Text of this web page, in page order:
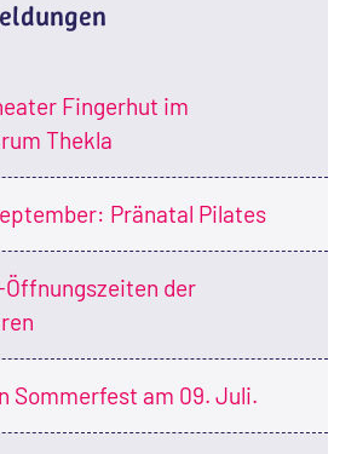
Fingerhut im
Thekla
Pränatal Pilates
der
Sommerfest am 09. Juli.